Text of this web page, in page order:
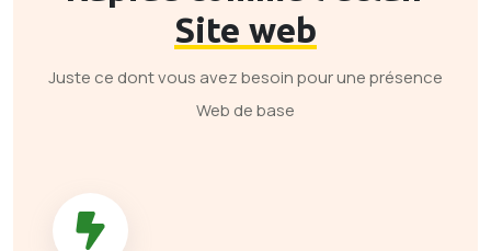
Site web
Juste ce dont vous avez besoin pour une présence
Web de base